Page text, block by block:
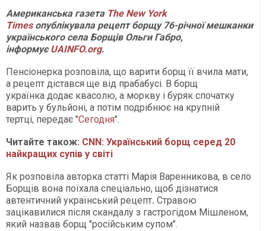
Американська газета The New York
Timesопублікувала рецепт борщу 76-річної мешканки
українського села Борщів Ольги Габро,
інформуєUAINFO.org.
Пенсіонерка розповіла, що варити борщ її вчила мати,
а рецепт дістався ще від прабабусі. В борщ
українка додає квасолю, а моркву і буряк спочатку
варить у бульйоні, а потім подрібнює на крупній
тертці, передає "Сегодня".
Читайте також: CNN: Український борщ серед 20
найкращих супів у світі
Як розповіла авторка статті Марія Варенникова, в село
Борщів вона поїхала спеціально, щоб дізнатися
автентичний український рецепт. Стравою
зацікавилися після скандалу з гастрогідом Мішленом,
який назвав борщ "російським супом".